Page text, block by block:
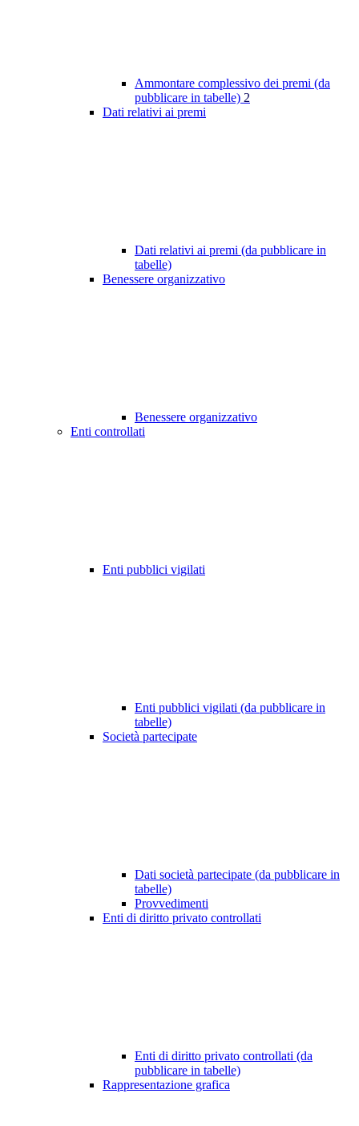
Ammontare complessivo dei premi (da
pubblicare in tabelle) 2
Dati relativi ai premi
Dati relativi ai premi (da pubblicare in
tabelle)
Benessere organizzativo
Benessere organizzativo
Enti controllati
Enti pubblici vigilati
Enti pubblici vigilati (da pubblicare in
tabelle)
Società partecipate
Dati società partecipate (da pubblicare in
tabelle)
Provvedimenti
Enti di diritto privato controllati
Enti di diritto privato controllati (da
pubblicare in tabelle)
Rappresentazione grafica